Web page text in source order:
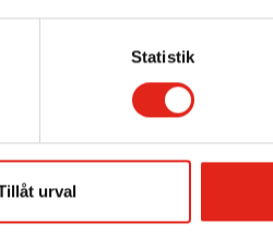
Statistik
urval
Kontakt
08–35 72 20
 kundservice@acmab.se